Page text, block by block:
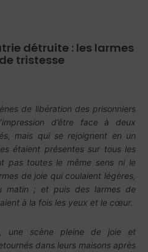
détruite : les larmes
tristesse
de libération des prisonniers
d’être face à deux
mais qui se rejoignent en un
étaient présentes sur tous les
pas toutes le même sens ni le
de joie qui coulaient légères,
matin ; et puis des larmes de
à la fois les yeux et le cœur.
une scène pleine de joie et
dans leurs maisons après